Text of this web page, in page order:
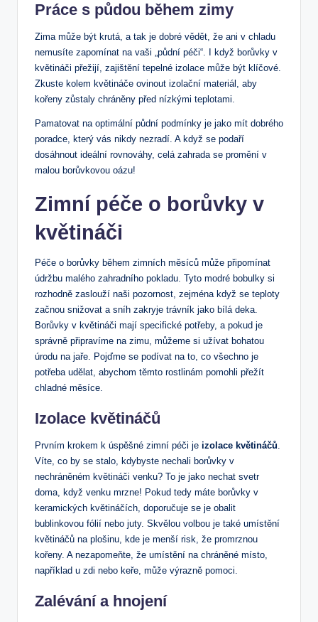
Práce s ​půdou během zimy
Zima⁢ může být krutá, a tak ⁣je dobré vědět, že ani v ‌chladu⁤
nemusíte zapomínat na vaši​ „půdní péči“. I když borůvky v
květináči přežijí, zajištění tepelné izolace může⁢ být klíčové.
⁣Zkuste kolem květináče ovinout ⁤izolační materiál, aby
kořeny zůstaly chráněny před‌ nízkými teplotami.
Pamatovat na optimální půdní ‌podmínky je jako mít dobrého
poradce, který vás nikdy ‍nezradí. A ⁣když se podaří
dosáhnout ideální rovnováhy, celá zahrada ​se promění v⁣
malou borůvkovou oázu!
Zimní péče o borůvky v
květináči
Péče o borůvky během zimních měsíců může připomínat
údržbu malého zahradního pokladu. Tyto modré bobulky si
rozhodně zaslouží naši pozornost, zejména když ‌se teploty
začnou snižovat a sníh zakryje trávník jako bílá deka.⁢
Borůvky v květináči mají specifické ‌potřeby, a pokud je
správně připravíme na zimu, můžeme si‍ užívat bohatou
úrodu na jaře. Pojďme se podívat na to, co všechno je
‍potřeba udělat, abychom těmto rostlinám pomohli přežít
chladné měsíce.
Izolace ​květináčů
Prvním krokem k úspěšné ⁤zimní ⁣péči je izolace květináčů.
Víte, co by ‍se ‍stalo, kdybyste nechali borůvky v
nechráněném květináči venku? To ⁣je jako nechat ‍svetr‌
doma, když venku mrzne! Pokud ‍tedy máte ‍borůvky v
keramických květináčích, doporučuje se je obalit
bublinkovou fólií nebo juty. Skvělou volbou je‌ také umístění
květináčů na​ plošinu, kde je menší⁤ risk, že promrznou
kořeny. A nezapomeňte, že umístění na chráněné ‍místo,
například u zdi nebo keře, může výrazně pomoci.
Zalévání a hnojení